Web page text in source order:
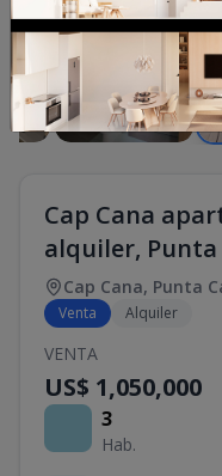
Cap Cana
alquiler, Punta
Cap Cana, Punta
Venta Alquiler
VENTA
US$ 1,050,000
3
Hab.